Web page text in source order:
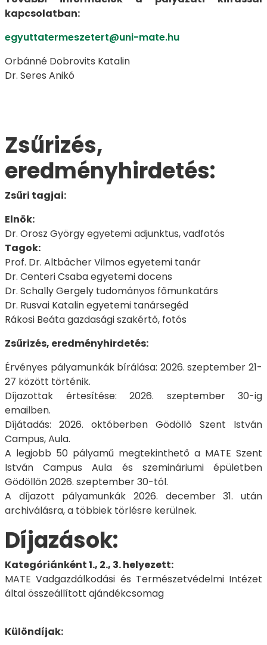
kapcsolatban:
egyuttatermeszetert@uni-mate.hu
Orbánné Dobrovits Katalin
Dr. Seres Anikó
Zsűrizés,
eredményhirdetés:
Zsűri tagjai:
Elnök:
Dr. Orosz György egyetemi adjunktus, vadfotós
Tagok:
Prof. Dr. Altbächer Vilmos egyetemi tanár
Dr. Centeri Csaba egyetemi docens
Dr. Schally Gergely tudományos főmunkatárs
Dr. Rusvai Katalin egyetemi tanársegéd
Rákosi Beáta gazdasági szakértő, fotós
Zsűrizés, eredményhirdetés:
Érvényes pályamunkák bírálása: 2026. szeptember 21-
27 között történik.
Díjazottak értesítése: 2026. szeptember 30-ig
emailben.
Díjátadás: 2026. októberben Gödöllő Szent István
Campus, Aula.
A legjobb 50 pályamű megtekinthető a MATE Szent
István Campus Aula és szemináriumi épületben
Gödöllőn 2026. szeptember 30-tól.
A díjazott pályamunkák 2026. december 31. után
archiválásra, a többiek törlésre kerülnek.
Díjazások:
Kategóriánként 1., 2., 3. helyezett:
MATE Vadgazdálkodási és Természetvédelmi Intézet
által összeállított ajándékcsomag
Különdíjak: